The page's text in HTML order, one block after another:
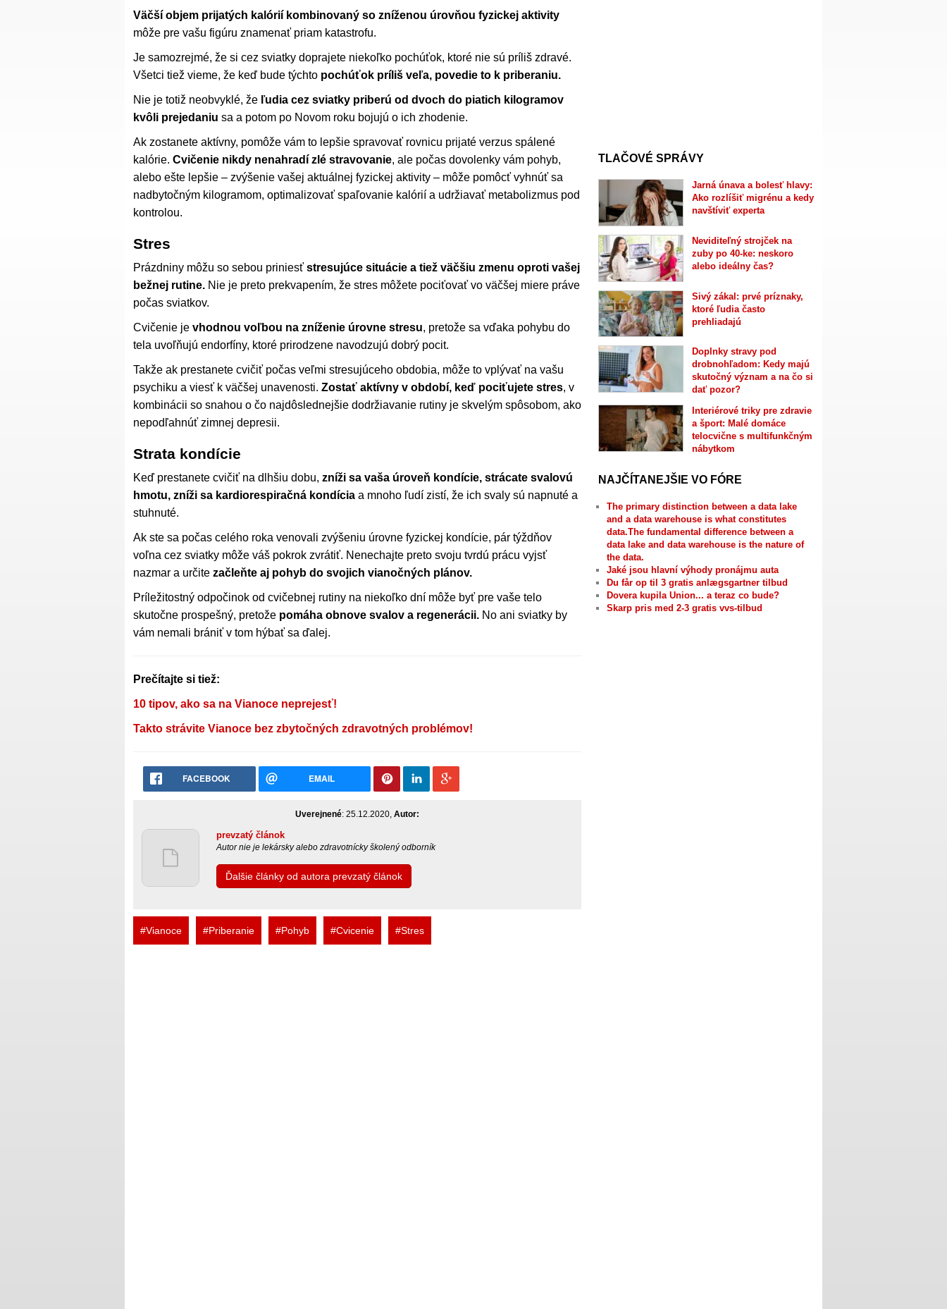
Väčší objem prijatých kalórií kombinovaný so zníženou úrovňou fyzickej aktivity
môže pre vašu figúru znamenať priam katastrofu.
Je samozrejmé, že si cez sviatky doprajete niekoľko pochúťok, ktoré nie sú príliš zdravé.
Všetci tiež vieme, že keď bude týchto pochúťok príliš veľa, povedie to k priberaniu.
Nie je totiž neobvyklé, že ľudia cez sviatky priberú od dvoch do piatich kilogramov
kvôli prejedaniu sa a potom po Novom roku bojujú o ich zhodenie.
Ak zostanete aktívny, pomôže vám to lepšie spravovať rovnicu prijaté verzus spálené
kalórie. Cvičenie nikdy nenahradí zlé stravovanie, ale počas dovolenky vám pohyb,
alebo ešte lepšie – zvýšenie vašej aktuálnej fyzickej aktivity – môže pomôcť vyhnúť sa
nadbytočným kilogramom, optimalizovať spaľovanie kalórií a udržiavať metabolizmus pod
kontrolou.
Stres
Prázdniny môžu so sebou priniesť stresujúce situácie a tiež väčšiu zmenu oproti vašej
bežnej rutine. Nie je preto prekvapením, že stres môžete pociťovať vo väčšej miere práve
počas sviatkov.
Cvičenie je vhodnou voľbou na zníženie úrovne stresu, pretože sa vďaka pohybu do
tela uvoľňujú endorfíny, ktoré prirodzene navodzujú dobrý pocit.
Takže ak prestanete cvičiť počas veľmi stresujúceho obdobia, môže to vplývať na vašu
psychiku a viesť k väčšej unavenosti. Zostať aktívny v období, keď pociťujete stres, v
kombinácii so snahou o čo najdôslednejšie dodržiavanie rutiny je skvelým spôsobom, ako
nepodľahnúť zimnej depresii.
Strata kondície
Keď prestanete cvičiť na dlhšiu dobu, zníži sa vaša úroveň kondície, strácate svalovú
hmotu, zníži sa kardiorespiračná kondícia a mnoho ľudí zistí, že ich svaly sú napnuté a
stuhnuté.
Ak ste sa počas celého roka venovali zvýšeniu úrovne fyzickej kondície, pár týždňov
voľna cez sviatky môže váš pokrok zvrátiť. Nenechajte preto svoju tvrdú prácu vyjsť
nazmar a určite začleňte aj pohyb do svojich vianočných plánov.
Príležitostný odpočinok od cvičebnej rutiny na niekoľko dní môže byť pre vaše telo
skutočne prospešný, pretože pomáha obnove svalov a regenerácii. No ani sviatky by
vám nemali brániť v tom hýbať sa ďalej.
Prečítajte si tiež:
10 tipov, ako sa na Vianoce neprejesť!
Takto strávite Vianoce bez zbytočných zdravotných problémov!
FACEBOOK EMAIL
Uverejnené: 25.12.2020, Autor:
prevzatý článok
Autor nie je lekársky alebo zdravotnícky školený odborník
Ďalšie články od autora prevzatý článok
#Vianoce #Priberanie #Pohyb #Cvicenie #Stres
TLAČOVÉ SPRÁVY
Jarná únava a bolesť hlavy:
Ako rozlíšiť migrénu a kedy
navštíviť experta
Neviditeľný strojček na
zuby po 40-ke: neskoro
alebo ideálny čas?
Sivý zákal: prvé príznaky,
ktoré ľudia často
prehliadajú
Doplnky stravy pod
drobnohľadom: Kedy majú
skutočný význam a na čo si
dať pozor?
Interiérové triky pre zdravie
a šport: Malé domáce
telocvične s multifunkčným
nábytkom
NAJČÍTANEJŠIE VO FÓRE
The primary distinction between a data lake
and a data warehouse is what constitutes
data.The fundamental difference between a
data lake and data warehouse is the nature of
the data.
Jaké jsou hlavní výhody pronájmu auta
Du får op til 3 gratis anlægsgartner tilbud
Dovera kupila Union... a teraz co bude?
Skarp pris med 2-3 gratis vvs-tilbud